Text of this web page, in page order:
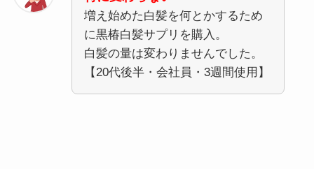
増え始めた白髪を何とかするため
に黒椿白髪サプリを購入。
白髪の量は変わりませんでした。
【20代後半・会社員・3週間使用】